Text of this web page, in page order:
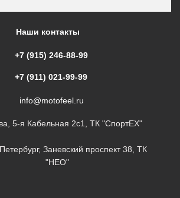
Наши контакты
+7 (915) 246-88-99
+7 (911) 021-99-99
info@motofeel.ru
5-я Кабельная 2с1, ТК "СпортЕХ"
Заневский проспект 38, ТК
"НЕО"